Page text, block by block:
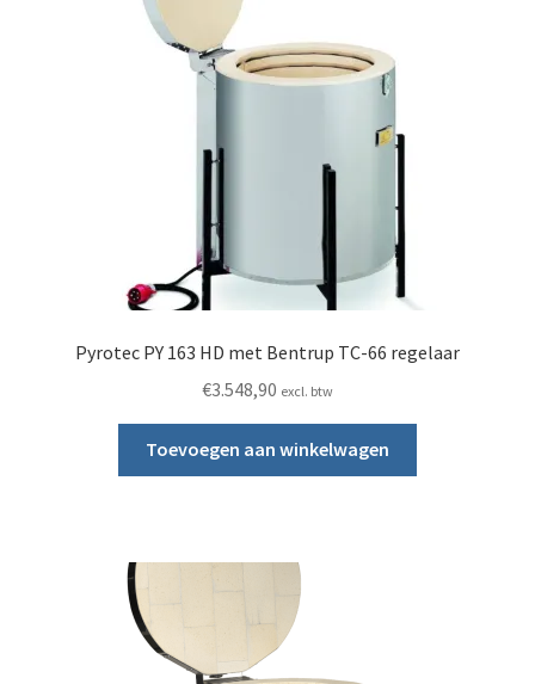
Pyrotec PY 163 HD met Bentrup TC-66 regelaar
€3.548,90 excl. btw
Toevoegen aan winkelwagen